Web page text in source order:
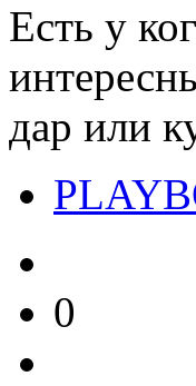
Есть у
дар или
0